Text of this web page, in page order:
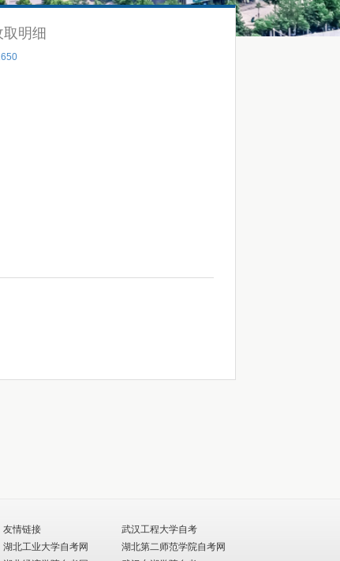
明细
友情链接
武汉工程大学自考
湖北工业大学自考网
湖北第二师范学院自考网